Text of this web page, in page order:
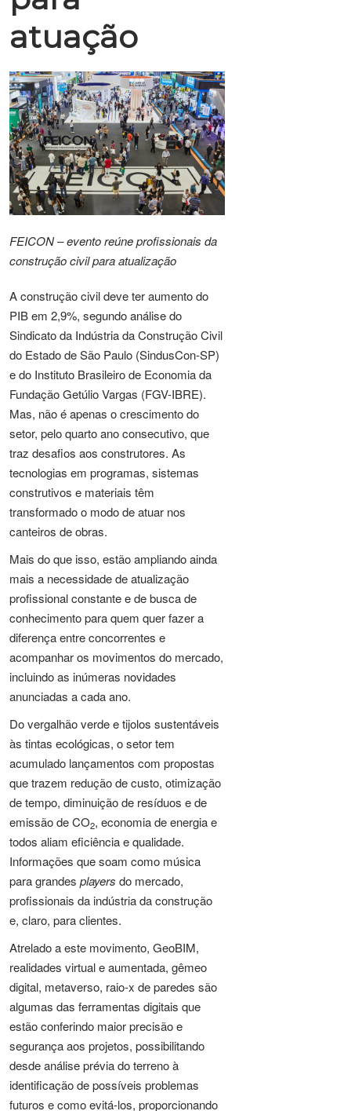
atuação
FEICON – evento reúne profissionais da
construção civil para atualização
A construção civil deve ter aumento do
PIB em 2,9%, segundo análise do
Sindicato da Indústria da Construção Civil
do Estado de São Paulo (SindusCon-SP)
e do Instituto Brasileiro de Economia da
Fundação Getúlio Vargas (FGV-IBRE).
Mas, não é apenas o crescimento do
setor, pelo quarto ano consecutivo, que
traz desafios aos construtores. As
tecnologias em programas, sistemas
construtivos e materiais têm
transformado o modo de atuar nos
canteiros de obras.
Mais do que isso, estão ampliando ainda
mais a necessidade de atualização
profissional constante e de busca de
conhecimento para quem quer fazer a
diferença entre concorrentes e
acompanhar os movimentos do mercado,
incluindo as inúmeras novidades
anunciadas a cada ano.
Do vergalhão verde e tijolos sustentáveis
às tintas ecológicas, o setor tem
acumulado lançamentos com propostas
que trazem redução de custo, otimização
de tempo, diminuição de resíduos e de
emissão de CO2, economia de energia e
todos aliam eficiência e qualidade.
Informações que soam como música
para grandes players do mercado,
profissionais da indústria da construção
e, claro, para clientes.
Atrelado a este movimento, GeoBIM,
realidades virtual e aumentada, gêmeo
digital, metaverso, raio-x de paredes são
algumas das ferramentas digitais que
estão conferindo maior precisão e
segurança aos projetos, possibilitando
desde análise prévia do terreno à
identificação de possíveis problemas
futuros e como evitá-los, proporcionando